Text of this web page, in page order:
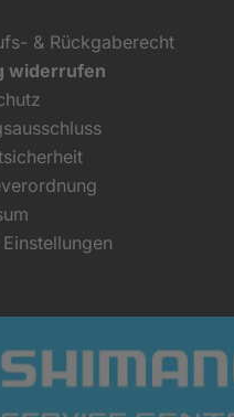
& Rückgaberecht
widerrufen